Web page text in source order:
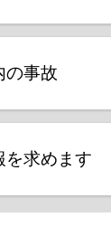
の事故
を求めます